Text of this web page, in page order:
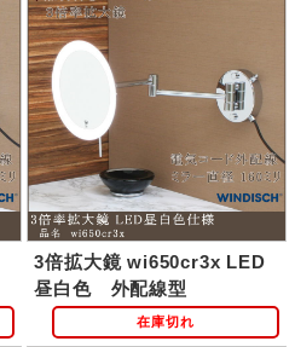
3倍拡大鏡 wi650cr3x LED
昼白色 外配線型
在庫切れ